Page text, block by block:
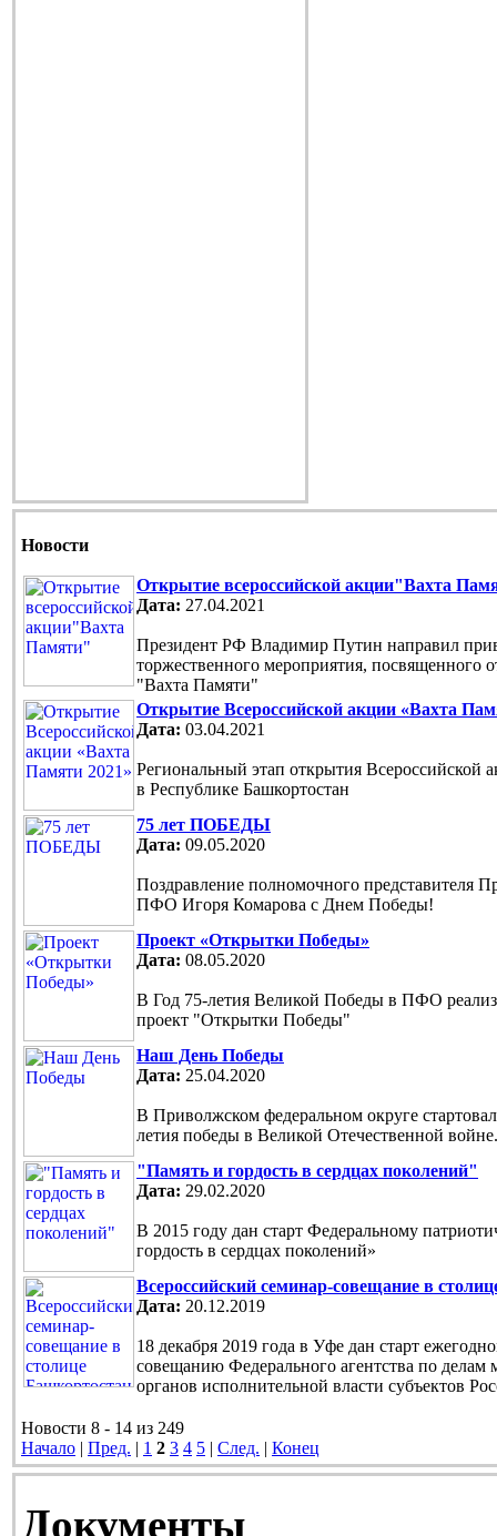
Новости
Открытие всероссийской акции"Вахта
Дата: 27.04.2021
Президент РФ Владимир Путин направил
торжественного мероприятия, посвященного
"Вахта Памяти"
Открытие Всероссийской акции «Вахта
Дата: 03.04.2021
Региональный этап открытия Всероссийской
в Республике Башкортостан
75 лет ПОБЕДЫ
Дата: 09.05.2020
Поздравление полномочного представителя
ПФО Игоря Комарова с Днем Победы!
Проект «Открытки Победы»
Дата: 08.05.2020
В Год 75-летия Великой Победы в ПФО
проект "Открытки Победы"
Наш День Победы
Дата: 25.04.2020
В Приволжском федеральном округе
летия победы в Великой Отечественной войне.
"Память и гордость в сердцах поколений"
Дата: 29.02.2020
В 2015 году дан старт Федеральному
гордость в сердцах поколений»
Всероссийский семинар-совещание в
Дата: 20.12.2019
18 декабря 2019 года в Уфе дан старт
совещанию Федерального агентства по делам
органов исполнительной власти субъектов
Новости 8 - 14 из 249
Начало | Пред. | 1 2 3 4 5 | След. | Конец
Документы